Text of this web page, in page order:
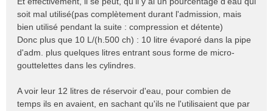
soit mal utilisé(pas complètement durant l'admission, mais
bien utilisé pendant la suite : compression et détente)
Donc plus que 10 L/(h.500 ch) : 10 litre évaporé dans la pipe
d'adm. plus quelques litres entrant sous forme de micro-
gouttelettes dans les cylindres.
A voir leur 12 litres de réservoir d'eau, pour combien de
temps ils en avaient, en sachant qu'ils ne l'utilisaient que par